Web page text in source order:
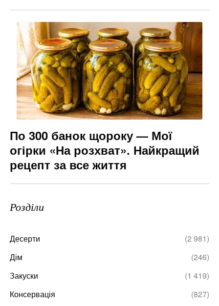
По 300 банок щороку — Мої
огірки «На розхват». Найкращий
рецепт за все життя
Розділи
Десерти
(2 981)
Дім
(246)
Закуски
(1 419)
Консервація
(827)